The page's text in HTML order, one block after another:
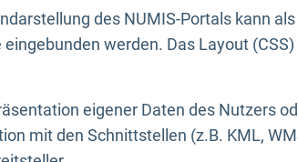
des NUMIS-Portals kann
eingebunden werden. Das Layout
eigener Daten des Nutzers
mit den Schnittstellen (z.B. KML,